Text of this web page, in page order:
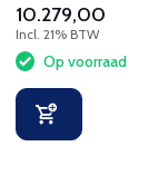
10.279,00
Incl. 21% BTW
Op voorraad